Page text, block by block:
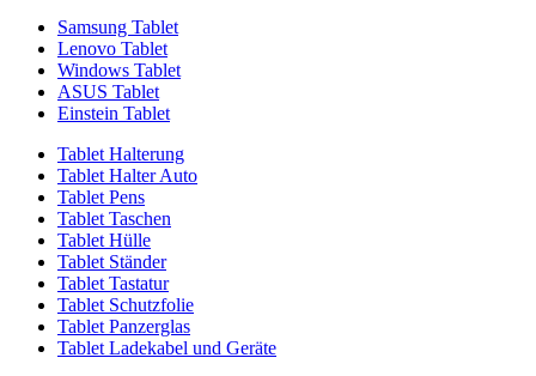
Samsung Tablet
Lenovo Tablet
Windows Tablet
ASUS Tablet
Einstein Tablet
Tablet Halterung
Tablet Halter Auto
Tablet Pens
Tablet Taschen
Tablet Hülle
Tablet Ständer
Tablet Tastatur
Tablet Schutzfolie
Tablet Panzerglas
Tablet Ladekabel und Geräte